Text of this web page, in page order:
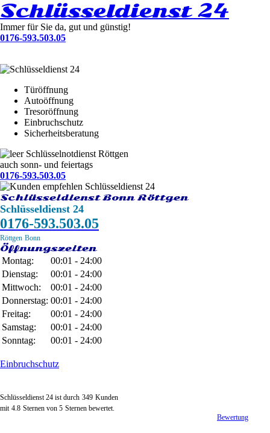
Schlüsseldienst 24
Immer für Sie da, gut und günstig!
0176-593.503.05
Türöffnung
Autoöffnung
Tresoröffnung
Einbruchschutz
Sicherheitsberatung
Schlüsselnotdienst Röttgen
auch sonn- und feiertags
0176-593.503.05
Schlüsseldienst Bonn Röttgen
Schlüsseldienst 24
0176-593.503.05
Röttgen Bonn
Öffnungszeiten
Montag:
00:01 - 24:00
Dienstag:
00:01 - 24:00
Mittwoch:
00:01 - 24:00
Donnerstag: 00:01 - 24:00
Freitag:
00:01 - 24:00
Samstag:
00:01 - 24:00
Sonntag:
00:01 - 24:00
Einbruchschutz
Schlüsseldienst 24 ist durch 349 Kunden
mit 4.8 Sternen von 5 Sternen bewertet.
Bewertung